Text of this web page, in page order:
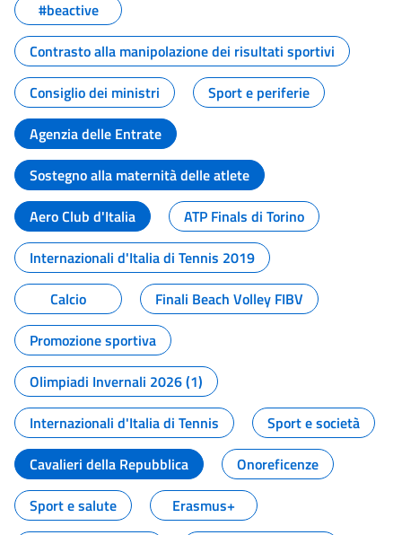
#beactive
Contrasto alla manipolazione dei risultati sportivi
Consiglio dei ministri
Sport e periferie
Agenzia delle Entrate
Sostegno alla maternità delle atlete
Aero Club d'Italia
ATP Finals di Torino
Internazionali d'Italia di Tennis 2019
Calcio
Finali Beach Volley FIBV
Promozione sportiva
Olimpiadi Invernali 2026 (1)
Internazionali d'Italia di Tennis
Sport e società
Cavalieri della Repubblica
Onoreficenze
Sport e salute
Erasmus+